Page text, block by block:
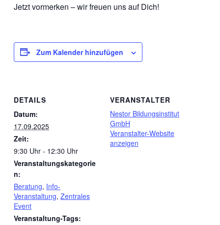
Jetzt vormerken – wir freuen uns auf Dich!
Zum Kalender hinzufügen
DETAILS
Datum:
17.09.2025
Zeit:
9:30 Uhr - 12:30 Uhr
Veranstaltungskategorie
n:
Beratung, Info-
Veranstaltung, Zentrales
Event
Veranstaltung-Tags:
VERANSTALTER
Nestor Bildungsinstitut
GmbH
Veranstalter-Website
anzeigen